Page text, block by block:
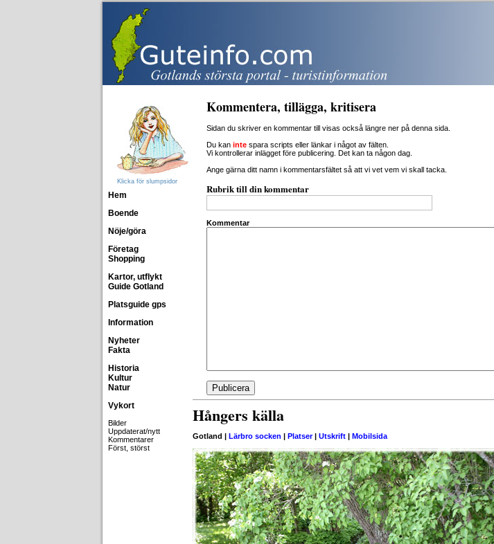
Klicka för slumpsidor
Hem
Boende
Nöje/göra
Företag
Shopping
Kartor, utflykt
Guide Gotland
Platsguide gps
Information
Nyheter
Fakta
Historia
Kultur
Natur
Vykort
Bilder
Uppdaterat/nytt
Kommentarer
Först, störst
Kommentera, tillägga, kritisera
Sidan du skriver en kommentar till visas också längre ner på denna sida.
Du kan inte spara scripts eller länkar i något av fälten.
Vi kontrollerar inlägget före publicering. Det kan ta någon dag.
Ange gärna ditt namn i kommentarsfältet så att vi vet vem vi skall tacka.
Rubrik till din kommentar
Kommentar
Hångers källa
Gotland | Lärbro socken | Platser| Utskrift | Mobilsida